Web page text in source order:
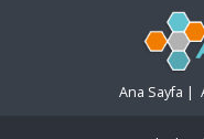
Ana Sayfa |